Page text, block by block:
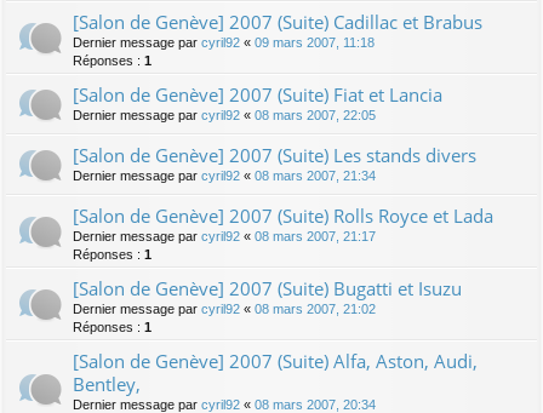
[Salon de Genève] 2007 (Suite) Cadillac et Brabus
Dernier message par cyril92 « 09 mars 2007, 11:18
Réponses : 1
[Salon de Genève] 2007 (Suite) Fiat et Lancia
Dernier message par cyril92 « 08 mars 2007, 22:05
[Salon de Genève] 2007 (Suite) Les stands divers
Dernier message par cyril92 « 08 mars 2007, 21:34
[Salon de Genève] 2007 (Suite) Rolls Royce et Lada
Dernier message par cyril92 « 08 mars 2007, 21:17
Réponses : 1
[Salon de Genève] 2007 (Suite) Bugatti et Isuzu
Dernier message par cyril92 « 08 mars 2007, 21:02
Réponses : 1
[Salon de Genève] 2007 (Suite) Alfa, Aston, Audi,
Bentley,
Dernier message par cyril92 « 08 mars 2007, 20:34